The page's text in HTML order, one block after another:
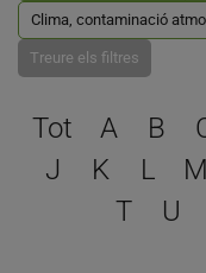
Clima, contaminació
Treure els filtres
Tot A B
J
K L M
T
U